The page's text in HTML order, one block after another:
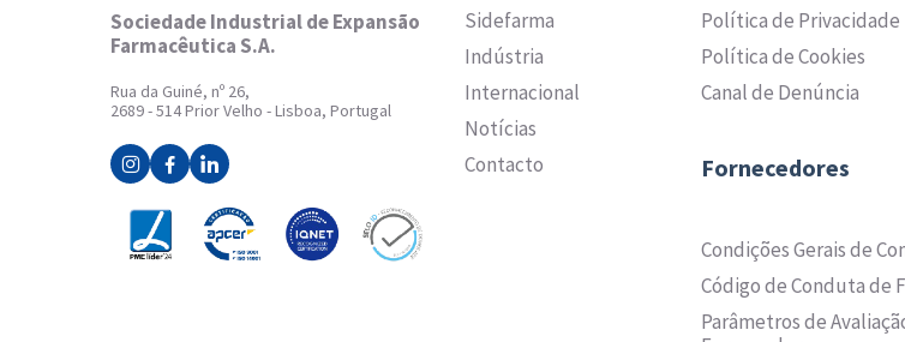
Sociedade Industrial de Expansão
Farmacêutica S.A.
Rua da Guiné, nº 26,
2689 - 514 Prior Velho - Lisboa, Portugal
Sidefarma
Indústria
Internacional
Notícias
Contacto
Política de Privacidade
Política de Cookies
Canal de Denúncia
Fornecedores
Condições Gerais de
Código de Conduta de
Parâmetros de